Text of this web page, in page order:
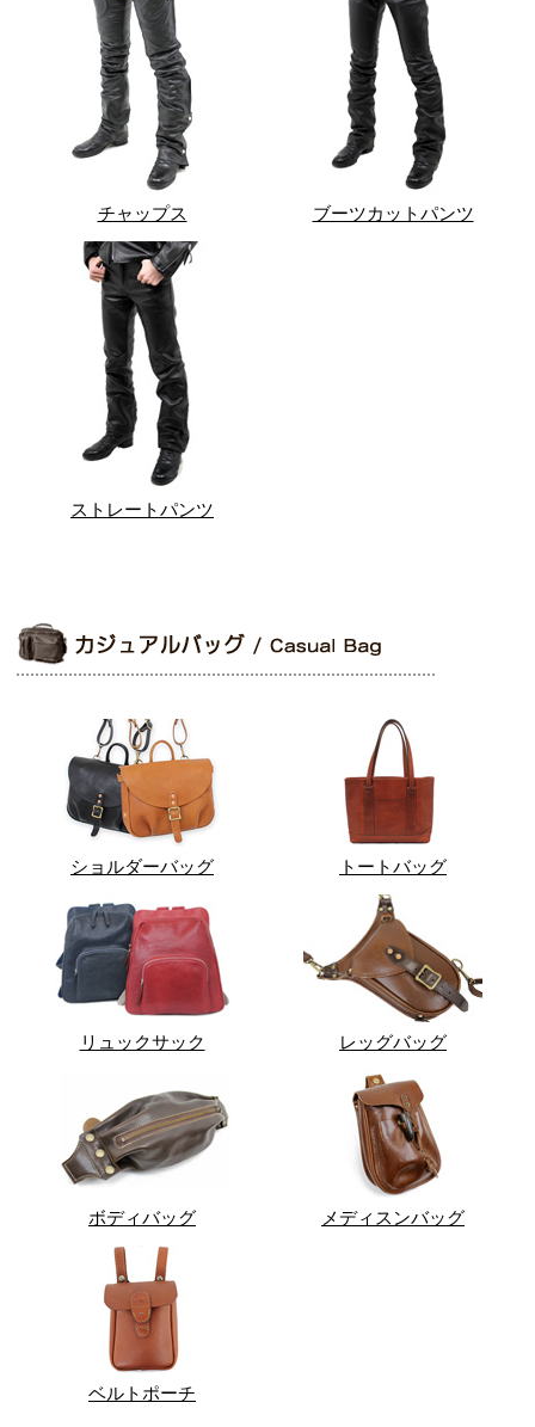
チャップス ブーツカットパンツ
ストレートパンツ
ショルダーバッグ トートバッグ
リュックサック レッグバッグ
ボディバッグ メディスンバッグ
ベルトポーチ